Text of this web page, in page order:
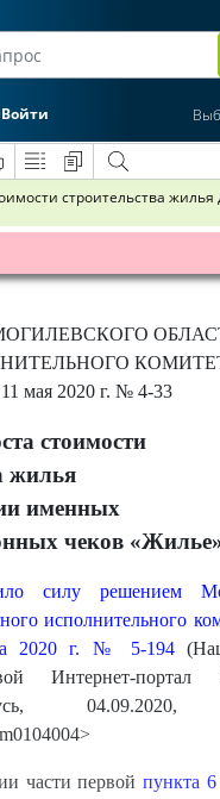
Войти
строительства
11 мая 2020 г. № 4-33
стоимости
жилья
именных
чеков
силу решением
исполнительного
2020 г. № 5-194
Интернет-портал
04.09.2020,
части первойпункта 6